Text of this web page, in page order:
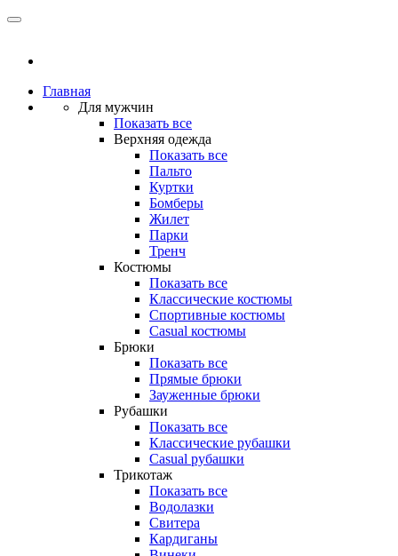
Главная
Для мужчин
Показать все
Верхняя одежда
Показать все
Пальто
Куртки
Бомберы
Жилет
Парки
Тренч
Костюмы
Показать все
Классические костюмы
Спортивные костюмы
Casual костюмы
Брюки
Показать все
Прямые брюки
Зауженные брюки
Рубашки
Показать все
Классические рубашки
Casual рубашки
Трикотаж
Показать все
Водолазки
Свитера
Кардиганы